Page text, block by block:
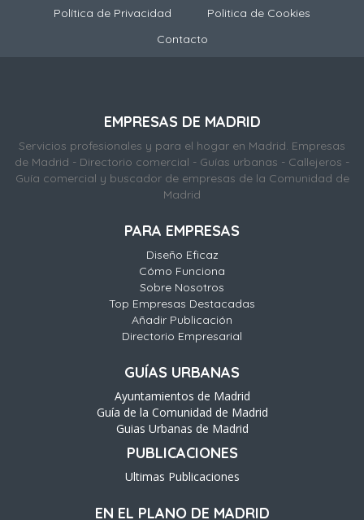
Política de Privacidad
Politica de Cookies
Contacto
EMPRESAS DE MADRID
Servicios profesionales y para el hogar en Madrid. Empresas
de Madrid - Directorio comercial - Guías urbanas - Callejeros -
Guía comercial y buscador de empresas de la Comunidad de
Madrid
PARA EMPRESAS
Diseño Eficaz
Cómo Funciona
Sobre Nosotros
Top Empresas Destacadas
Añadir Publicación
Directorio Empresarial
GUÍAS URBANAS
Ayuntamientos de Madrid
Guía de la Comunidad de Madrid
Guias Urbanas de Madrid
PUBLICACIONES
Ultimas Publicaciones
EN EL PLANO DE MADRID